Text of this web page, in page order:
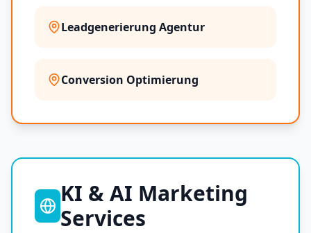
Leadgenerierung Agentur
Conversion Optimierung
KI & AI Marketing
Services